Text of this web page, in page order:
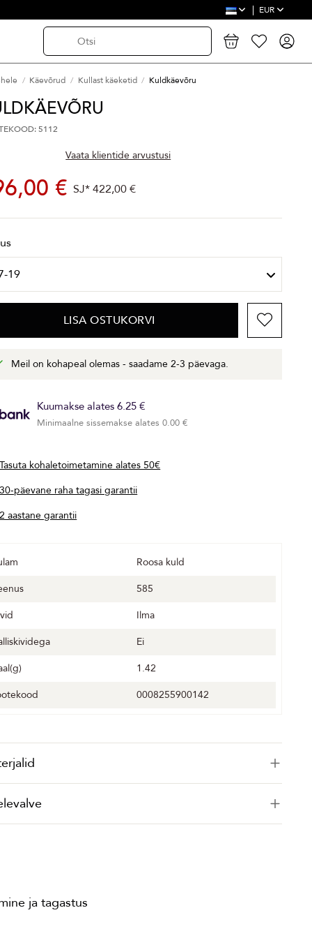
EUR
Käevõrud Kullast käeketid Kuldkäevõru
5112
Vaata klientide arvustusi
€ SJ*422,00 €
LISA OSTUKORVI
Meil on kohapeal olemas - saadame 2-3 päevaga.
Kuumakse alates 6.25 €
Minimaalne sissemakse alates 0.00 €
Tasuta kohaletoimetamine alates 50€
30-päevane raha tagasi garantii
2 aastane garantii
Roosa kuld
585
Ilma
Ei
1.42
0008255900142
ja tagastus